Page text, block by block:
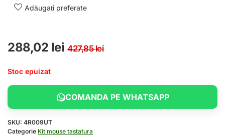
Adăugați preferate
427,85leiPrețul inițial a fost:
288,02 lei Prețul curent este:
Stoc epuizat
COMANDA PE WHATSAPP
SKU: 4R009UT
Categorie Kit mouse tastatura